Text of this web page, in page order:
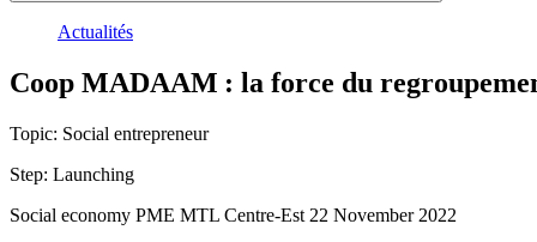
Actualités
Coop MADAAM : la force du
Topic: Social entrepreneur
Step: Launching
Social economy PME MTL Centre-Est 22 November 2022